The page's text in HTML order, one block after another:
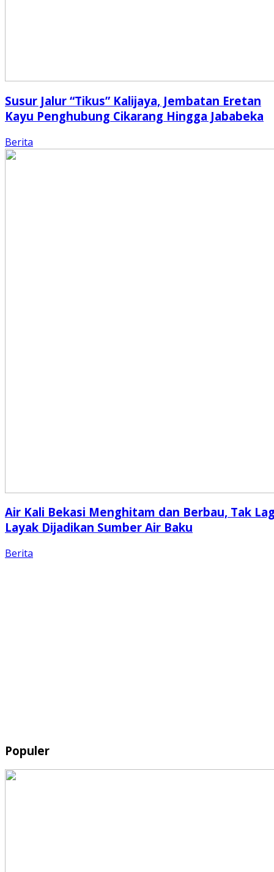
Susur Jalur “Tikus” Kalijaya, Jembatan Eretan
Kayu Penghubung Cikarang Hingga Jababeka
Berita
Air Kali Bekasi Menghitam dan Berbau, Tak
Layak Dijadikan Sumber Air Baku
Berita
Populer